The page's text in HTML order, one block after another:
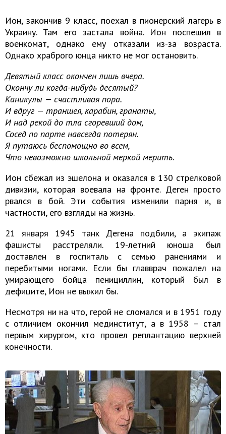
Ион, закончив 9 класс, поехал в пионерский лагерь в
Украину. Там его застала война. Ион поспешил в
военкомат, однако ему отказали из-за возраста.
Однако храброго юнца никто не мог остановить.
Девятый класс окончен лишь вчера.
Окончу ли когда-нибудь десятый?
Каникулы — счастливая пора.
И вдруг — траншея, карабин, гранаты,
И над рекой до тла сгоревший дом,
Сосед по парте навсегда потерян.
Я путаюсь беспомощно во всем,
Что невозможно школьной меркой мерить.
Ион сбежал из эшелона и оказался в 130 стрелковой
дивизии, которая воевала на фронте. Деген просто
рвался в бой. Эти события изменили парня и, в
частности, его взгляды на жизнь.
21 января 1945 танк Дегена подбили, а экипаж
фашисты расстреляли. 19-летний юноша был
доставлен в госпиталь с семью ранениями и
перебитыми ногами. Если бы главврач пожалел на
умирающего бойца пенициллин, который был в
дефиците, Ион не выжил бы.
Несмотря ни на что, герой не сломался и в 1951 году
с отличием окончил мединститут, а в 1958 – стал
первым хирургом, кто провел реплантацию верхней
конечности.